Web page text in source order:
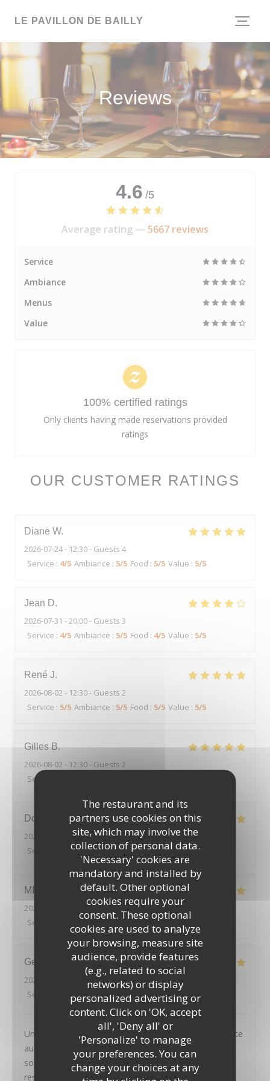
The restaurant and its
partners use cookies on this
site, which may involve the
collection of personal data.
'Necessary' cookies are
mandatory and installed by
default. Other optional
cookies require your
consent. These optional
cookies are used to analyze
your browsing, measure site
audience, provide features
(e.g., related to social
networks) or display
personalized advertising or
content. Click on 'OK, accept
all', 'Deny all' or
'Personalize' to manage
your preferences. You can
change your choices at any
LE PAVILLON DE BAILLY
Reviews
OUR CUSTOMER RATINGS
Diane W
2026-07-24- 12:30 - Guests 4
Service : 4/5 Ambiance : 5/5 Food : 5/5 Value : 5/5
Jean D
2026-07-31 - 20:00 - Guests 3
Service : 4/5 Ambiance : 5/5 Food : 4/5 Value : 5/5
René J
2026-08-02- 12:30 - Guests 2
Service : 5/5 Ambiance : 5/5 Food : 5/5 Value : 5/5
Gilles B
2026-08-02 - 12:30 - Guests 2
Service
Douglas
2026-08-02
- 12:15 - Guests 6
Service
/5 Ambiance: 5/5 Food: 4/5 Value:5/5
MICKAEL
2026-08-01
- 19:45 - Guests 2
Service
Ambiance: 5 /5 Food 4/5 Value:
Geoffroy
2026-08-01
- 20:45 - Guests 2
Service
/5 Ambiance:4/5 Food :5/5 Value :4/5
Un très joli cadre, des plats tous excellents et un service
aux petits oignons : nous avons passé une excellente
soirée, et recommandons chaleureusement ce
restaurant
4.6 /5
Average rating — 5667 reviews
Service
Ambiance
Menus
Value
100% certified ratings
Only clients having made reservations provided
ratings
LE PAVILLON DE BAILLY